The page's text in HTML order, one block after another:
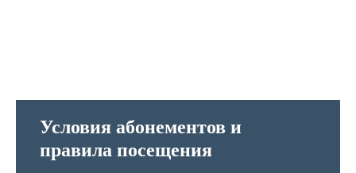
Условия абонементов и
правила посещения